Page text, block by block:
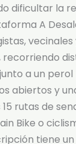
dificultar la
A
recorriendo
a un
abiertos y
15 rutas de
Bike o
tiene